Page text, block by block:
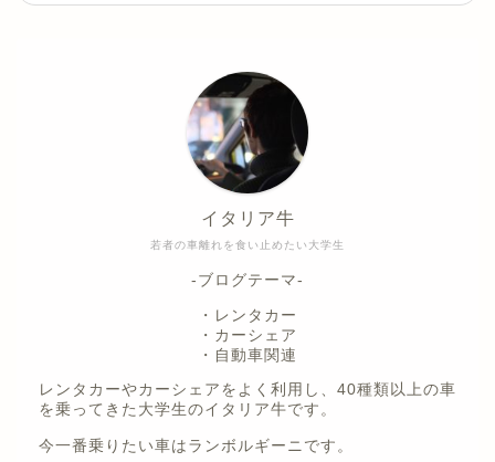
若者の車離れを食い止めたい大学生
イタリア牛
-ブログテーマ-
・レンタカー
・カーシェア
・自動車関連
レンタカーやカーシェアをよく利用し、40種類以上の車
を乗ってきた大学生のイタリア牛です。
今一番乗りたい車はランボルギーニです。